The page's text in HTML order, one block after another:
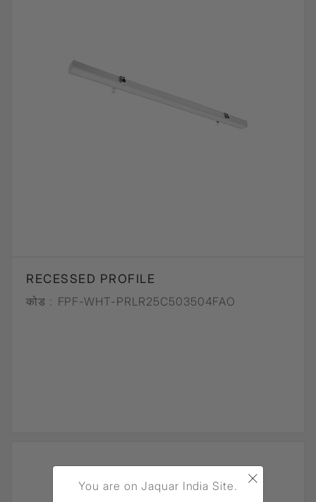
RECESSED PROFILE
कोड : FPF-WHT-PRLR25C503504FAO
×
You are on Jaquar India Site.